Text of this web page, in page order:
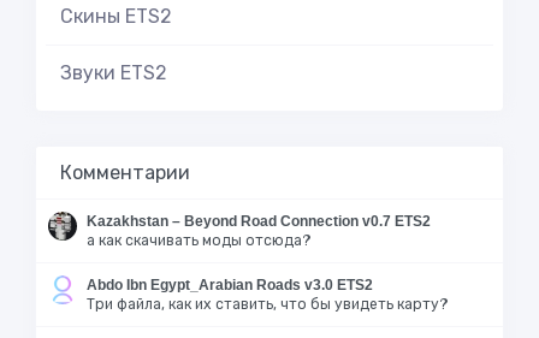
Скины ETS2
Звуки ETS2
Комментарии
Kazakhstan – Beyond Road Connection v0.7 ETS2
а как скачивать моды отсюда?
Abdo Ibn Egypt_Arabian Roads v3.0 ETS2
Три файла, как их ставить, что бы увидеть карту?